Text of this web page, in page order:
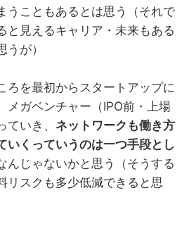
うこともあるとは思う（それで
と見えるキャリア・未来もある
が）
ろを最初からスタートアップに
メガベンチャー（IPO前・上場
いき、 ネットワークも働き方
いくっていうのは一つ手段とし
んじゃないかと思う（そうする
リスクも多少低減できると思